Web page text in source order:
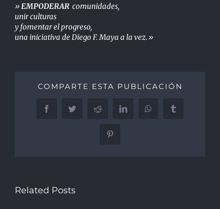
» EMPODERAR comunidades,
unir culturas
y fomentar el progreso,
una iniciativa de Diego F. Maya a la vez.»
COMPARTE ESTA PUBLICACIÓN
FacebookTwitter Reddit LinkedInWhatsAppTumblr
Pinterest
Related Posts